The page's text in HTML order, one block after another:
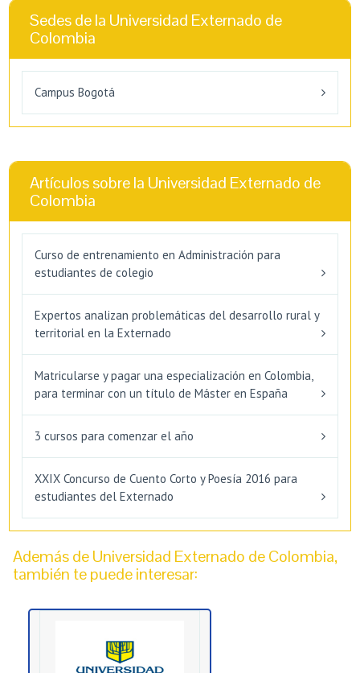
Sedes de la Universidad Externado de
Colombia
Campus Bogotá
Artículos sobre la Universidad Externado de
Colombia
Curso de entrenamiento en Administración para
estudiantes de colegio
Expertos analizan problemáticas del desarrollo rural y
territorial en la Externado
Matricularse y pagar una especialización en Colombia,
para terminar con un título de Máster en España
3 cursos para comenzar el año
XXIX Concurso de Cuento Corto y Poesía 2016 para
estudiantes del Externado
Además de Universidad Externado de Colombia,
también te puede interesar: